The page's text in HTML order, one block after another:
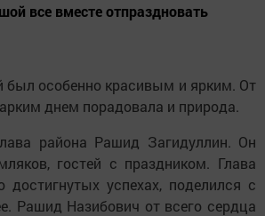
все вместе отпраздновать
был особенно красивым и ярким. От
днем порадовала и природа.
района Рашид Загидуллин. Он
гостей с праздником. Глава
достигнутых успехах, поделился с
Рашид Назибович от всего сердца